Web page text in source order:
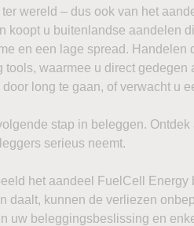
wereld – dus ook van het
koopt u buitenlandse aandelen
en een lage spread. Handelen
tools, waarmee u direct
long te gaan, of verwacht u
stap in beleggen.
serieus neemt.
het aandeel FuelCell Energy
daalt, kunnen de verliezen
uw beleggingsbeslissing en